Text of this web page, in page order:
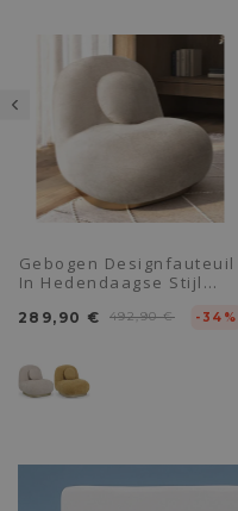
Gebogen Designfauteuil
In Hedendaagse Stijl
Larry
289,90 € 492,90 € -34%